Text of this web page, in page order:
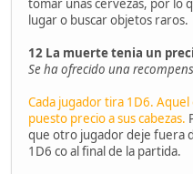
tomar unas cervezas, por lo
lugar o buscar objetos raros.
12 La muerte tenia un
Se ha ofrecido una
Cada jugador tira 1D6.
puesto precio a sus cabezas.
que otro jugador deje fuera
1D6 co al final de la partida.